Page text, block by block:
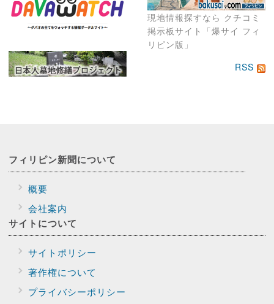
現地情報探すなら クチコミ
掲示板サイト「爆サイ フィ
リピン版」
RSS
フィリピン新聞について
概要
会社案内
サイトについて
サイトポリシー
著作権について
プライバシーポリシー